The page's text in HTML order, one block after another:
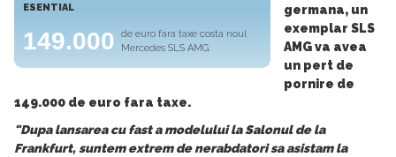
ESENTIAL
149.000
de euro fara taxe costa noul
Mercedes SLS AMG.
germana, un
exemplar SLS
AMG va avea
un pert de
pornire de
149.000 de euro fara taxe.
"Dupa lansarea cu fast a modelului la Salonul de la
Frankfurt, suntem extrem de nerabdatori sa asistam la